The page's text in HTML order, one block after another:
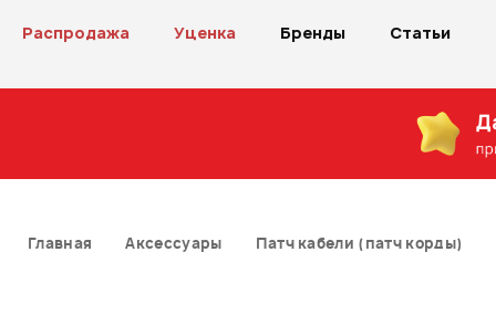
Распродажа Уценка Бренды Статьи
Главная Аксессуары Патч кабели (патч корды)